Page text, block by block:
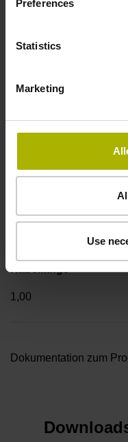
Preferences
Statistics
Marketing
Use
Kabelausgang axial
Kabellänge
1,00
Dokumentation zum